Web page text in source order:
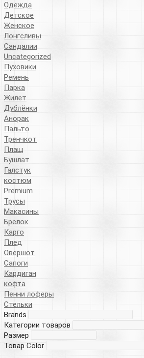
Одежда
Детское
Женское
Лонгсливы
Сандалии
Uncategorized
Пуховики
Ремень
Парка
Жилет
Дублёнки
Анорак
Пальто
Тренчкот
Плащ
Бушлат
Галстук
костюм
Premium
Трусы
Макасины
Брелок
Карго
Плед
Овершот
Сапоги
Кардиган
кофта
Пенни лоферы
Стельки
Brands
Категории товаров
Размер
Товар Color